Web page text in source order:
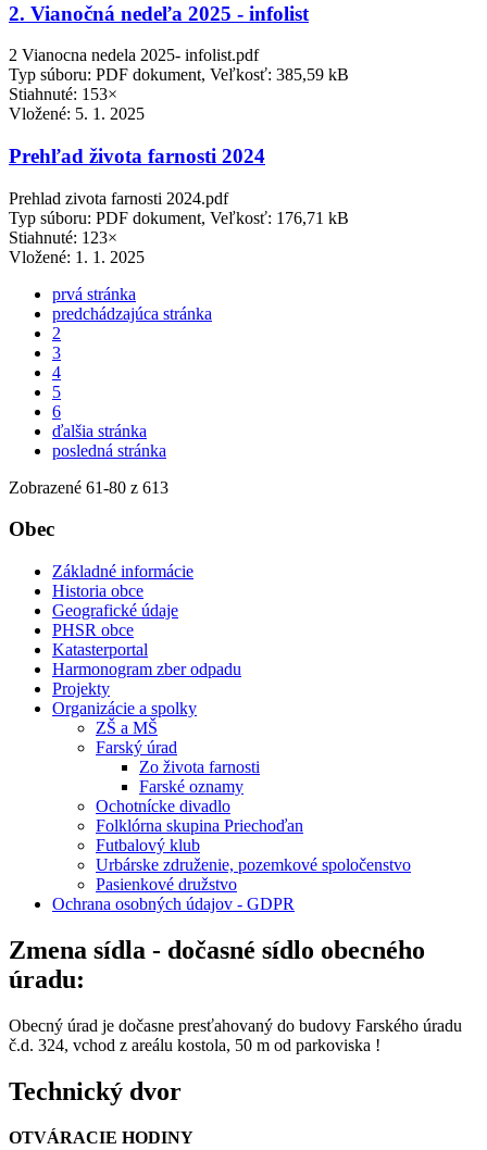
2. Vianočná nedeľa 2025 - infolist
2 Vianocna nedela 2025- infolist.pdf
Typ súboru: PDF dokument, Veľkosť: 385,59 kB
Stiahnuté: 153×
Vložené: 5. 1. 2025
Prehľad života farnosti 2024
Prehlad zivota farnosti 2024.pdf
Typ súboru: PDF dokument, Veľkosť: 176,71 kB
Stiahnuté: 123×
Vložené: 1. 1. 2025
prvá stránka
predchádzajúca stránka
2
3
4
5
6
ďalšia stránka
posledná stránka
Zobrazené 61-80 z 613
Obec
Základné informácie
Historia obce
Geografické údaje
PHSR obce
Katasterportal
Harmonogram zber odpadu
Projekty
Organizácie a spolky
ZŠ a MŠ
Farský úrad
Zo života farnosti
Farské oznamy
Ochotnícke divadlo
Folklórna skupina Priechoďan
Futbalový klub
Urbárske združenie, pozemkové spoločenstvo
Pasienkové družstvo
Ochrana osobných údajov - GDPR
Zmena sídla - dočasné sídlo obecného
úradu:
Obecný úrad je dočasne presťahovaný do budovy Farského úradu
č.d. 324, vchod z areálu kostola, 50 m od parkoviska !
Technický dvor
OTVÁRACIE HODINY